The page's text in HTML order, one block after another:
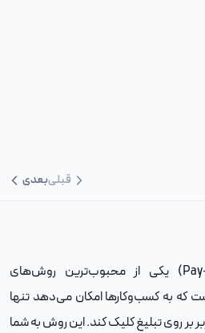
قبلیبعدی
تبلیغات کلیکی (Pay-Per-Click) یکی از محبوب‌ترین روش‌های
که به کسب‌وکارها امکان می‌دهد تنها
بر روی تبلیغ کلیک کند. این روش به شما